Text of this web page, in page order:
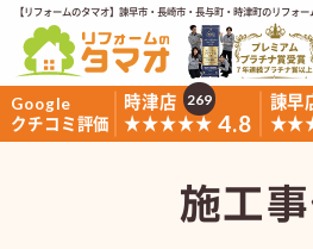
【リフォームのタマオ】諫早市・長崎市・長与町・時津町のリフォー
Google
クチコミ評価
時津店
★★★★★ 4.8
269
諫早
施工